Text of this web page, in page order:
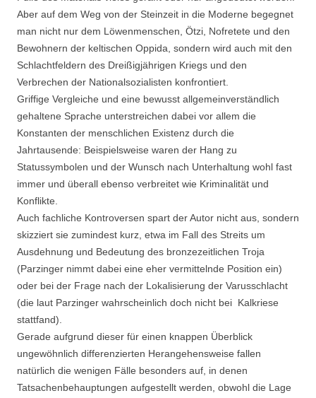
Aber auf dem Weg von der Steinzeit in die Moderne begegnet
man nicht nur dem Löwenmenschen, Ötzi, Nofretete und den
Bewohnern der keltischen Oppida, sondern wird auch mit den
Schlachtfeldern des Dreißigjährigen Kriegs und den
Verbrechen der Nationalsozialisten konfrontiert.
Griffige Vergleiche und eine bewusst allgemeinverständlich
gehaltene Sprache unterstreichen dabei vor allem die
Konstanten der menschlichen Existenz durch die
Jahrtausende: Beispielsweise waren der Hang zu
Statussymbolen und der Wunsch nach Unterhaltung wohl fast
immer und überall ebenso verbreitet wie Kriminalität und
Konflikte.
Auch fachliche Kontroversen spart der Autor nicht aus, sondern
skizziert sie zumindest kurz, etwa im Fall des Streits um
Ausdehnung und Bedeutung des bronzezeitlichen Troja
(Parzinger nimmt dabei eine eher vermittelnde Position ein)
oder bei der Frage nach der Lokalisierung der Varusschlacht
(die laut Parzinger wahrscheinlich doch nicht bei Kalkriese
stattfand).
Gerade aufgrund dieser für einen knappen Überblick
ungewöhnlich differenzierten Herangehensweise fallen
natürlich die wenigen Fälle besonders auf, in denen
Tatsachenbehauptungen aufgestellt werden, obwohl die Lage